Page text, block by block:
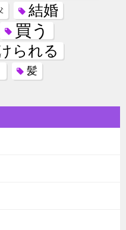
結婚
買う
られる
髪